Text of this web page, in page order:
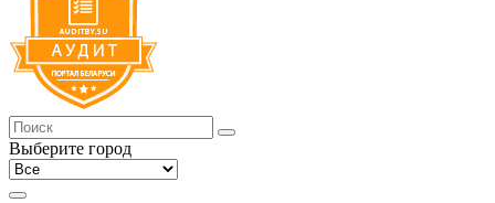
Выберите город